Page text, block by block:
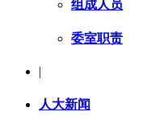
组成人员
委室职责
|
人大新闻